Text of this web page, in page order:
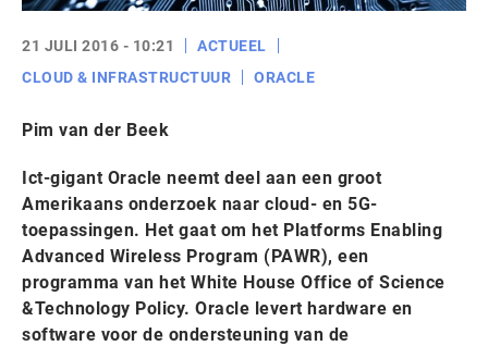
21 JULI 2016 - 10:21
ACTUEEL
CLOUD & INFRASTRUCTUUR
ORACLE
Pim van der Beek
Ict-gigant Oracle neemt deel aan een groot
Amerikaans onderzoek naar cloud- en 5G-
toepassingen. Het gaat om het Platforms Enabling
Advanced Wireless Program (PAWR), een
programma van het White House Office of Science
&Technology Policy. Oracle levert hardware en
software voor de ondersteuning van de